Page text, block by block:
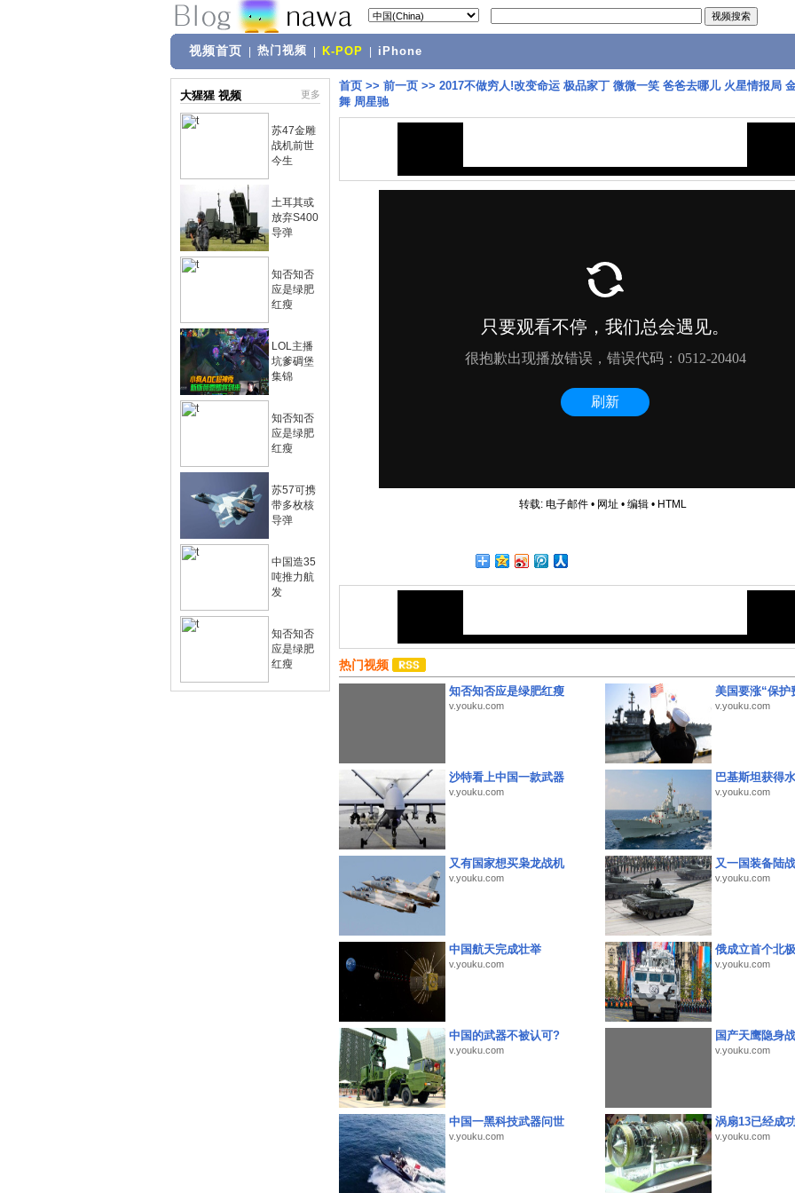
视频首页 热门视频 K-POP iPhone
大猩猩 视频 更多
苏47金雕
战机前世
今生
土耳其或
放弃S400
导弹
知否知否
应是绿肥
红瘦
LOL主播
坑爹碉堡
集锦
知否知否
应是绿肥
红瘦
苏57可携
带多枚核
导弹
中国造35
吨推力航
发
知否知否
应是绿肥
红瘦
首页 >> 前一页 >> 2017不做穷人!改变命运 极品家丁 微微一笑 爸爸去哪儿 火星情报局
舞 周星驰
转载: 电子邮件• 网址 • 编辑• HTML
热门视频
知否知否应是绿肥红瘦
v.youku.com
美国要涨“保护
v.youku.com
沙特看上中国一款武器
v.youku.com
巴基斯坦获得
v.youku.com
又有国家想买枭龙战机
v.youku.com
又一国装备陆
v.youku.com
中国航天完成壮举
v.youku.com
俄成立首个北
v.youku.com
中国的武器不被认可?
v.youku.com
国产天鹰隐身
v.youku.com
中国一黑科技武器问世
v.youku.com
涡扇13已经成
v.youku.com